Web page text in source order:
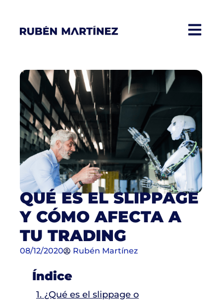
QUÉ ES EL SLIPPAGE
Y CÓMO AFECTA A
TU TRADING
08/12/2020 Rubén Martínez
Índice
1. ¿Qué es el slippage o